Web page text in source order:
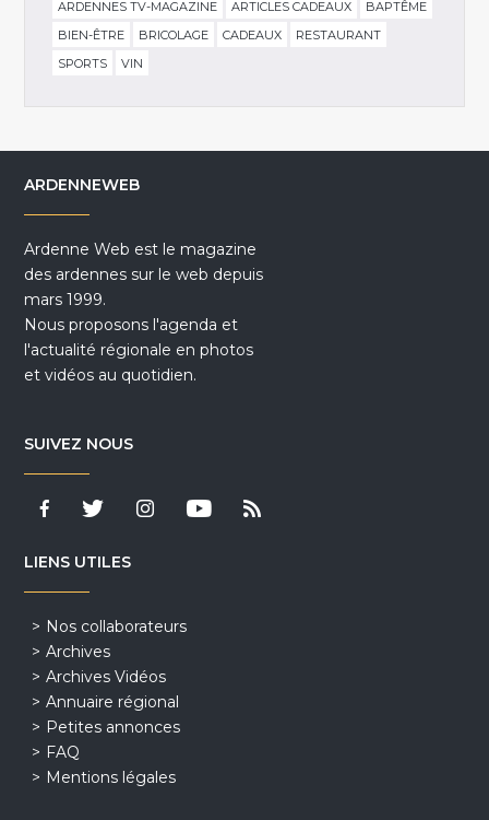
ARDENNES TV-MAGAZINE
ARTICLES CADEAUX
BAPTÊME
BIEN-ÊTRE
BRICOLAGE CADEAUX
RESTAURANT
SPORTS
VIN
ARDENNEWEB
Ardenne Web est le magazine
des ardennes sur le web depuis
mars 1999.
Nous proposons l'agenda et
l'actualité régionale en photos
et vidéos au quotidien.
SUIVEZ NOUS
LIENS UTILES
Nos collaborateurs
Archives
Archives Vidéos
Annuaire régional
Petites annonces
FAQ
Mentions légales